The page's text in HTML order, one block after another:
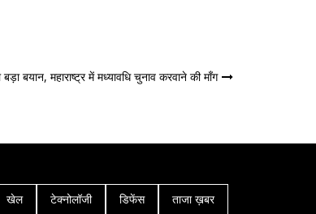
बड़ा बयान, महाराष्ट्र में मध्यावधि चुनाव करवाने की माँग
खेल टेक्नोलॉजी डिफेंस ताजा ख़बर